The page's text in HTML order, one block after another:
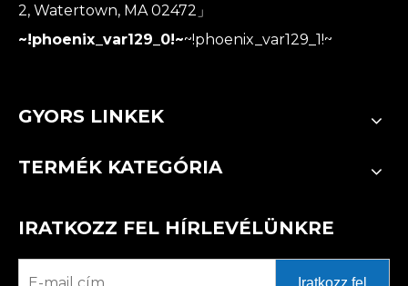
2, Watertown, MA 02472」
~!phoenix_var129_0!~~!phoenix_var129_1!~
GYORS LINKEK
TERMÉK KATEGÓRIA
IRATKOZZ FEL HÍRLEVÉLÜNKRE
Iratkozz fel